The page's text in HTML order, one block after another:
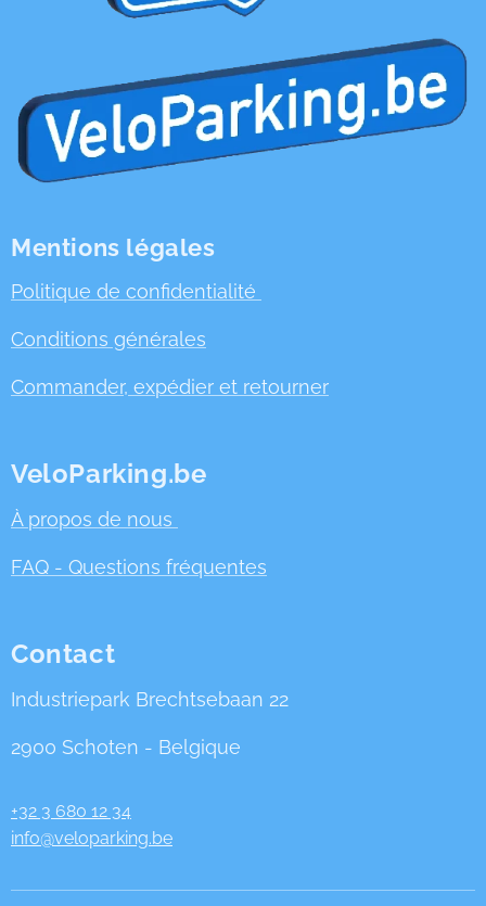
Mentions légales
Politique de confidentialité
Conditions générales
Commander, expédier et retourner
VeloParking.be
À propos de nous
FAQ - Questions fréquentes
Contact
Industriepark Brechtsebaan 22
2900 Schoten - Belgique
+32 3 680 12 34
info@veloparking.be